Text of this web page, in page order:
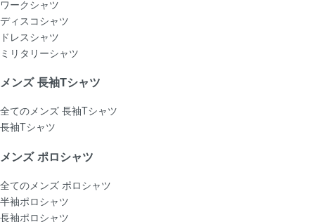
ワークシャツ
ディスコシャツ
ドレスシャツ
ミリタリーシャツ
メンズ 長袖Tシャツ
全てのメンズ 長袖Tシャツ
長袖Tシャツ
メンズ ポロシャツ
全てのメンズ ポロシャツ
半袖ポロシャツ
長袖ポロシャツ